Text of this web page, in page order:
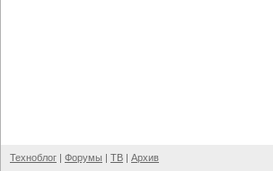
Техноблог | Форумы | ТВ | Архив